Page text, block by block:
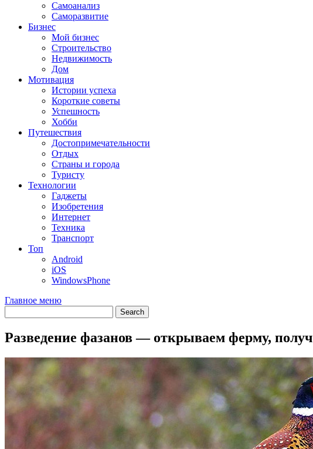
Самоанализ
Саморазвитие
Бизнес
Мой бизнес
Строительство
Недвижимость
Дом
Мотивация
Истории успеха
Короткие советы
Успешность
Хобби
Путешествия
Достопримечательности
Отдых
Страны и города
Туристу
Технологии
Гаджеты
Изобретения
Интернет
Техника
Транспорт
Топ
Android
iOS
WindowsPhone
Главное меню
Разведение фазанов — открываем ферму,